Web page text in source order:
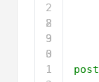
2
8
2
9
3
0
3
1